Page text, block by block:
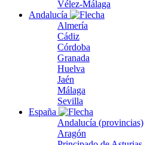
Vélez-Málaga
Andalucía
Almería
Cádiz
Córdoba
Granada
Huelva
Jaén
Málaga
Sevilla
España
Andalucía (provincias)
Aragón